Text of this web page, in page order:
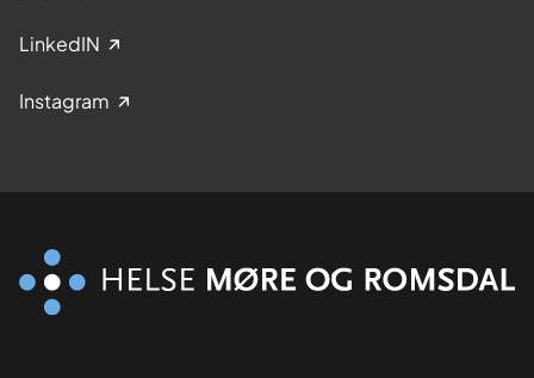
LinkedIN
Instagram